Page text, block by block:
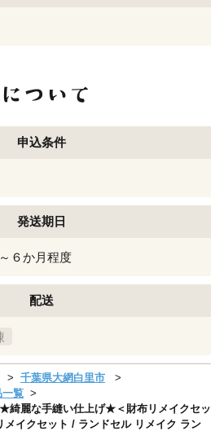
申込条件
発送期日
６か月程度
配送
千葉県大網白里市
一覧
麗な手縫い仕上げ★＜財布リメイクセッ
メイクセット / ランドセル リメイク ラン